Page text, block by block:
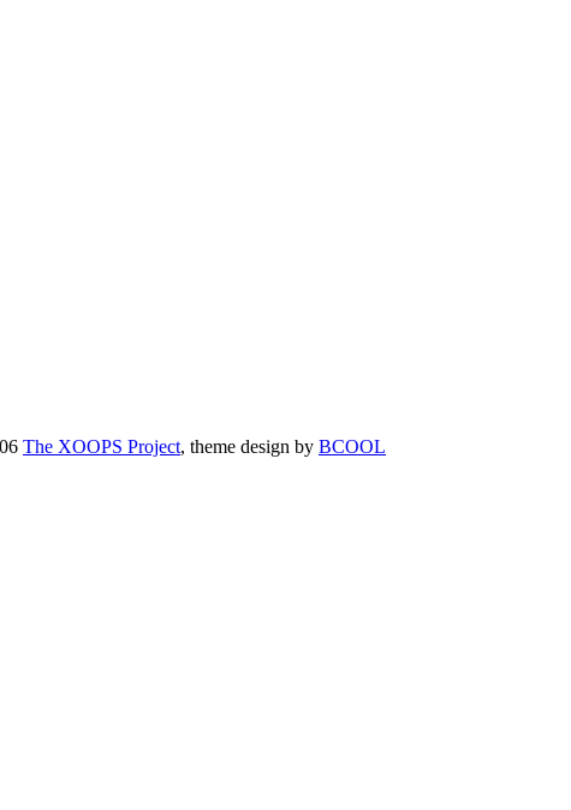
The XOOPS Project, theme design by BCOOL